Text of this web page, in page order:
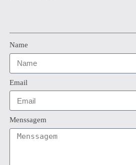
Name
Email
Menssagem